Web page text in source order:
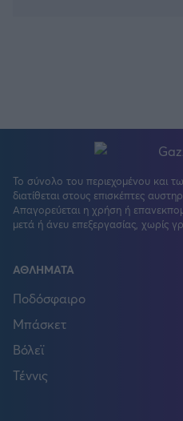
Το σύνολο του περιεχομένου και
διατίθεται στους επισκέπτες
Απαγορεύεται η χρήση ή
μετά ή άνευ επεξεργασίας, χωρίς
ΑΘΛΗΜΑΤΑ
Ποδόσφαιρο
Μπάσκετ
Βόλεϊ
Τέννις